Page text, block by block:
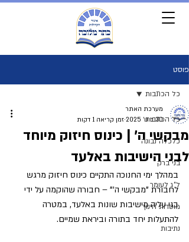
פוסט
כל הכתבות
כלכלה נבונה
בני ברק
ל"ג לעומר
מוסדות חינוך
נתיבות
כל הכתבות
מבקשי ה' | כינוס חיזוק מיוחד
לבני הישיבות באלעד
מערכת האתר
30 בינו׳ 2025
זמן קריאה 1 דקות
במהלך ימי החנוכה התקיים כינוס חיזוק מרגש
לחבורת "מבקשי ה'" – חבורה שהוקמה על ידי
בני עליה מישיבות שונות באלעד, במטרה
להתעלות יחד בתורה וביראת שמיים.